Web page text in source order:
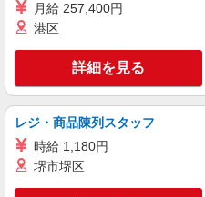
パート
すき家の店舗
ど）
時給1,150
高校生時給
月給 257,400円
港区
詳細を見る
レジ・商品陳列スタッフ
時給 1,180円
堺市堺区